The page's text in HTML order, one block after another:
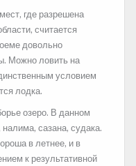
где разрешена
считается
довольно
Можно ловить на
условием
лодка.
озеро. В данном
сазана, судака.
в летнее, и в
к результативной